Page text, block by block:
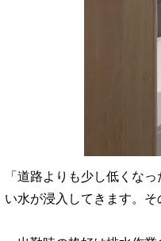
「道路よりも少し低くな
い水が浸入してきます。そ